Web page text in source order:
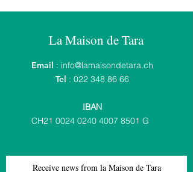
La Maison de Tara
Email : info@lamaisondetara.ch
Tel : 022 348 86 66
IBAN
CH21 0024 0240 4007 8501 G
Receive news from la Maison de Tara